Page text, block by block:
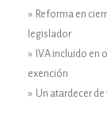
» Reforma en
legislador
» IVA incluido en
exención
» Un atardecer